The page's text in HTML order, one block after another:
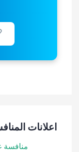
اعلانات
منافسة